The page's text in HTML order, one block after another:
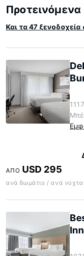
Και τα 47
ΑΠΌ USD 295
ανά δωμάτιο / ανά νύχτα